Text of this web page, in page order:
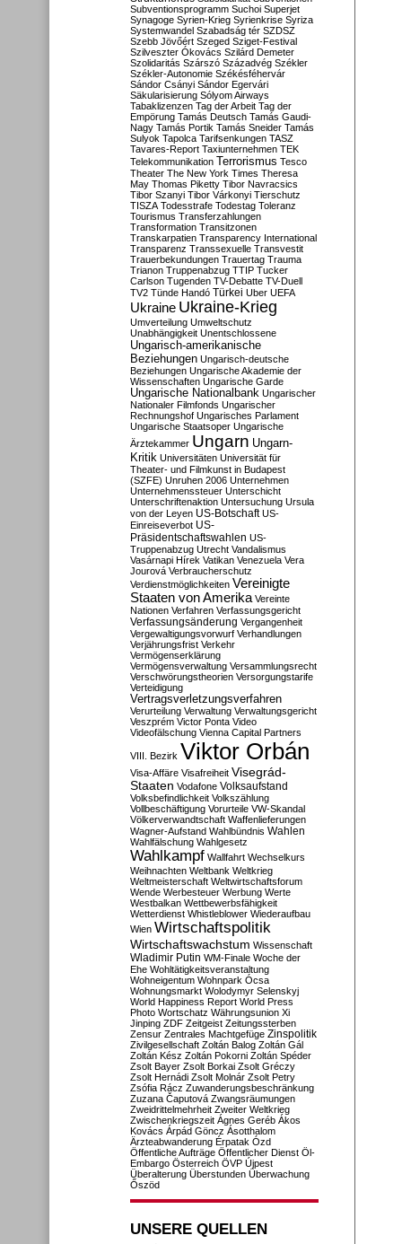
Subventionsprogramm Suchoi Superjet
Synagoge Syrien-Krieg Syrienkrise Syriza
Systemwandel Szabadság tér SZDSZ
Szebb Jövőért Szeged Sziget-Festival
Szilveszter Ókovács Szilárd Demeter
Szolidaritás Szárszó Századvég Székler
Székler-Autonomie Székésféhervár
Sándor Csányi Sándor Egervári
Säkularisierung Sólyom Airways
Tabaklizenzen Tag der Arbeit Tag der
Empörung Tamás Deutsch Tamás Gaudi-
Nagy Tamás Portik Tamás Sneider Tamás
Sulyok Tapolca Tarifsenkungen TASZ
Tavares-Report Taxiunternehmen TEK
Telekommunikation Terrorismus Tesco
Theater The New York Times Theresa
May Thomas Piketty Tibor Navracsics
Tibor Szanyi Tibor Várkonyi Tierschutz
TISZA Todesstrafe Todestag Toleranz
Tourismus Transferzahlungen
Transformation Transitzonen
Transkarpatien Transparency International
Transparenz Transsexuelle Transvestit
Trauerbekundungen Trauertag Trauma
Trianon Truppenabzug TTIP Tucker
Carlson Tugenden TV-Debatte TV-Duell
TV2 Tünde Handó Türkei Uber UEFA
Ukraine Ukraine-Krieg
Umverteilung Umweltschutz
Unabhängigkeit Unentschlossene
Ungarisch-amerikanische
Beziehungen Ungarisch-deutsche
Beziehungen Ungarische Akademie der
Wissenschaften Ungarische Garde
Ungarische Nationalbank Ungarischer
Nationaler Filmfonds Ungarischer
Rechnungshof Ungarisches Parlament
Ungarische Staatsoper Ungarische
Ärztekammer Ungarn Ungarn-
Kritik Universitäten Universität für
Theater- und Filmkunst in Budapest
(SZFE) Unruhen 2006 Unternehmen
Unternehmenssteuer Unterschicht
Unterschriftenaktion Untersuchung Ursula
von der Leyen US-Botschaft US-
Einreiseverbot US-
Präsidentschaftswahlen US-
Truppenabzug Utrecht Vandalismus
Vasárnapi Hírek Vatikan Venezuela Vera
Jourová Verbraucherschutz
Verdienstmöglichkeiten Vereinigte
Staaten von Amerika Vereinte
Nationen Verfahren Verfassungsgericht
Verfassungsänderung Vergangenheit
Vergewaltigungsvorwurf Verhandlungen
Verjährungsfrist Verkehr
Vermögenserklärung
Vermögensverwaltung Versammlungsrecht
Verschwörungstheorien Versorgungstarife
Verteidigung
Vertragsverletzungsverfahren
Verurteilung Verwaltung Verwaltungsgericht
Veszprém Victor Ponta Video
Videofälschung Vienna Capital Partners
VIII. Bezirk Viktor Orbán
Visa-Affäre Visafreiheit Visegrád-
Staaten Vodafone Volksaufstand
Volksbefindlichkeit Volkszählung
Vollbeschäftigung Vorurteile VW-Skandal
Völkerverwandtschaft Waffenlieferungen
Wagner-Aufstand Wahlbündnis Wahlen
Wahlfälschung Wahlgesetz
Wahlkampf Wallfahrt Wechselkurs
Weihnachten Weltbank Weltkrieg
Weltmeisterschaft Weltwirtschaftsforum
Wende Werbesteuer Werbung Werte
Westbalkan Wettbewerbsfähigkeit
Wetterdienst Whistleblower Wiederaufbau
Wien Wirtschaftspolitik
Wirtschaftswachstum Wissenschaft
Wladimir Putin WM-Finale Woche der
Ehe Wohltätigkeitsveranstaltung
Wohneigentum Wohnpark Ócsa
Wohnungsmarkt Wolodymyr Selenskyj
World Happiness Report World Press
Photo Wortschatz Währungsunion Xi
Jinping ZDF Zeitgeist Zeitungssterben
Zensur Zentrales Machtgefüge Zinspolitik
Zivilgesellschaft Zoltán Balog Zoltán Gál
Zoltán Kész Zoltán Pokorni Zoltán Spéder
Zsolt Bayer Zsolt Borkai Zsolt Gréczy
Zsolt Hernádi Zsolt Molnár Zsolt Petry
Zsófia Rácz Zuwanderungsbeschränkung
Zuzana Čaputová Zwangsräumungen
Zweidrittelmehrheit Zweiter Weltkrieg
Zwischenkriegszeit Ágnes Geréb Ákos
Kovács Árpád Göncz Ásotthalom
Ärzteabwanderung Érpatak Ózd
Öffentliche Aufträge Öffentlicher Dienst Öl-
Embargo Österreich ÖVP Újpest
Überalterung Überstunden Überwachung
Őszöd
UNSERE QUELLEN